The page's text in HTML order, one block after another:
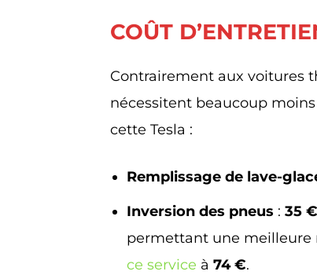
COÛT
Contrairement aux voitures
nécessitent beaucoup
cette Tesla :
Remplissage de lave-
Inversion des pneus : 35
permettant une meilleure
ce service à 74 €.